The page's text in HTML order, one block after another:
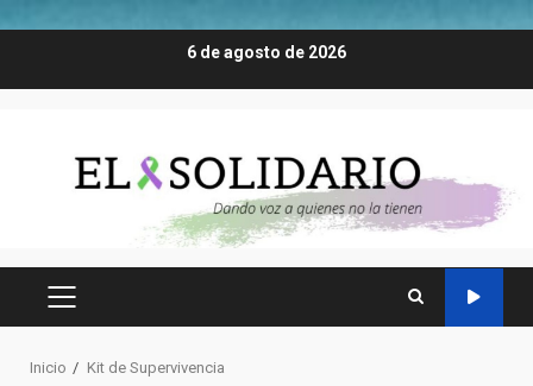
6 de agosto de 2026
MENÚ
Inicio Kit de Supervivencia